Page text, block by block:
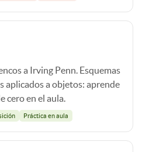
a Irving Penn. Esquemas
aplicados a objetos: aprende
cero en el aula.
Práctica en aula